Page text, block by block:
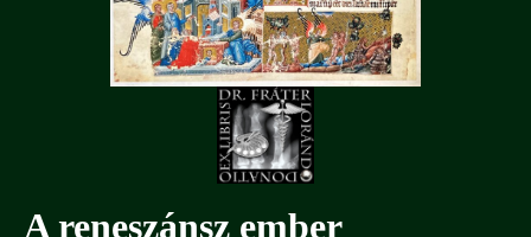
A reneszánsz ember